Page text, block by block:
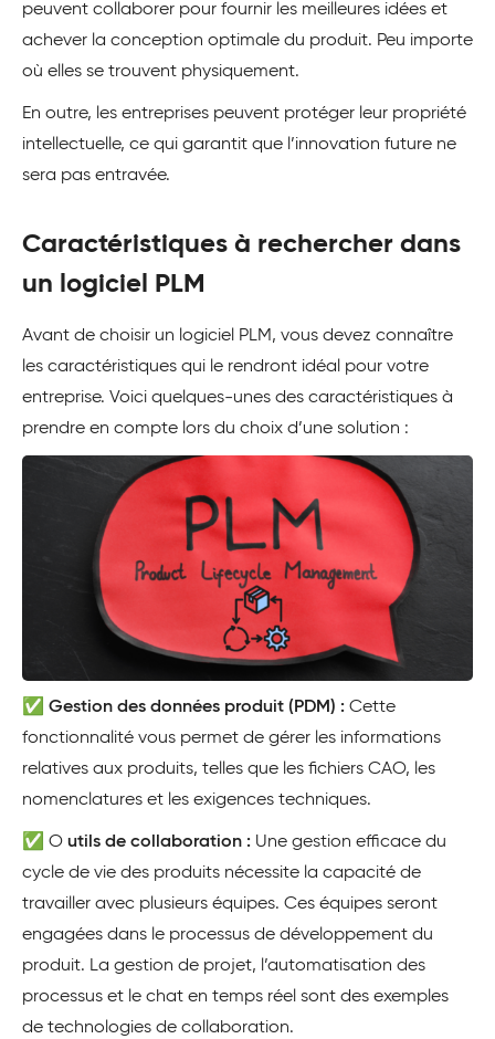
peuvent collaborer pour fournir les meilleures idées et
achever la conception optimale du produit. Peu importe
où elles se trouvent physiquement.
En outre, les entreprises peuvent protéger leur propriété
intellectuelle, ce qui garantit que l’innovation future ne
sera pas entravée.
Caractéristiques à rechercher dans
un logiciel PLM
Avant de choisir un logiciel PLM, vous devez connaître
les caractéristiques qui le rendront idéal pour votre
entreprise. Voici quelques-unes des caractéristiques à
prendre en compte lors du choix d’une solution :
✅ Gestion des données produit (PDM) : Cette
fonctionnalité vous permet de gérer les informations
relatives aux produits, telles que les fichiers CAO, les
nomenclatures et les exigences techniques.
✅ O utils de collaboration : Une gestion efficace du
cycle de vie des produits nécessite la capacité de
travailler avec plusieurs équipes. Ces équipes seront
engagées dans le processus de développement du
produit. La gestion de projet, l’automatisation des
processus et le chat en temps réel sont des exemples
de technologies de collaboration.